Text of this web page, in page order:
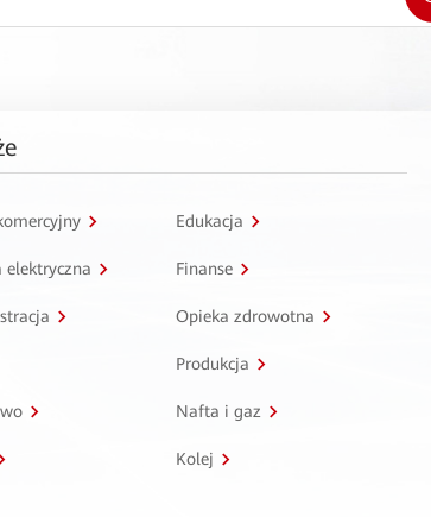
Edukacja
elektryczna Finanse
Opieka zdrowotna
Produkcja
Nafta i gaz
Kolej